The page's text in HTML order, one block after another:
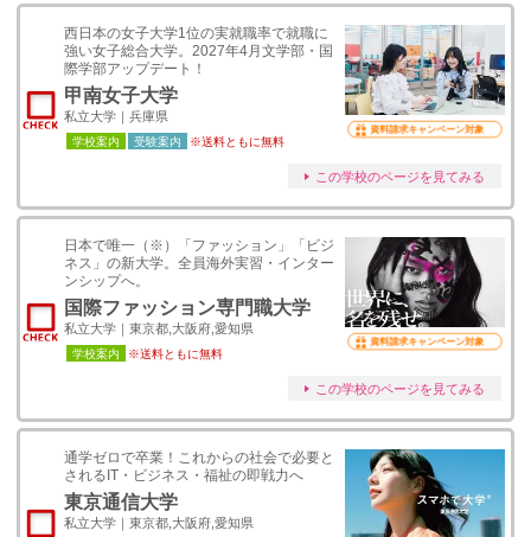
西日本の女子大学1位の実就職率で就職に
強い女子総合大学。2027年4月文学部・国
際学部アップデート！
甲南女子大学
私立大学｜兵庫県
学校案内 受験案内 ※送料ともに無料
資料請求キャンペーン対象
この学校のページを見てみる
日本で唯一（※）「ファッション」「ビジ
ネス」の新大学。全員海外実習・インター
ンシップへ。
国際ファッション専門職大学
私立大学｜東京都,大阪府,愛知県
学校案内 ※送料ともに無料
資料請求キャンペーン対象
この学校のページを見てみる
通学ゼロで卒業！これからの社会で必要と
されるIT・ビジネス・福祉の即戦力へ
東京通信大学
私立大学｜東京都,大阪府,愛知県